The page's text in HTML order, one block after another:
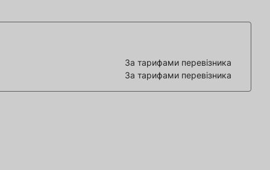
За тарифами перевізника
За тарифами перевізника